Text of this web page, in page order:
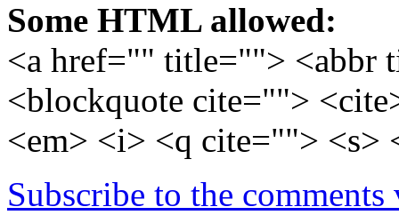
Some HTML allowed:
<a href="" title=""> <abbr
<blockquote cite="">
<em> <i> <q cite=""> <s>
Subscribe to the comments